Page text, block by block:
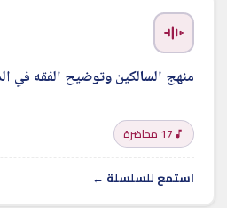
منهج السالكين وتوضيح الفقه في
17 محاضرة
استمع للسلسلة ←